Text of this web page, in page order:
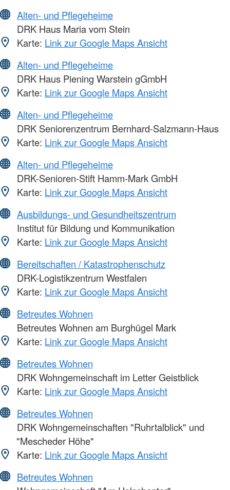
Alten- und Pflegeheime
DRK Haus Maria vom Stein
Karte: Link zur Google Maps Ansicht
Alten- und Pflegeheime
DRK Haus Piening Warstein gGmbH
Karte: Link zur Google Maps Ansicht
Alten- und Pflegeheime
DRK Seniorenzentrum Bernhard-Salzmann-Haus
Karte: Link zur Google Maps Ansicht
Alten- und Pflegeheime
DRK-Senioren-Stift Hamm-Mark GmbH
Karte: Link zur Google Maps Ansicht
Ausbildungs- und Gesundheitszentrum
Institut für Bildung und Kommunikation
Karte: Link zur Google Maps Ansicht
Bereitschaften / Katastrophenschutz
DRK-Logistikzentrum Westfalen
Karte: Link zur Google Maps Ansicht
Betreutes Wohnen
Betreutes Wohnen am Burghügel Mark
Karte: Link zur Google Maps Ansicht
Betreutes Wohnen
DRK Wohngemeinschaft im Letter Geistblick
Karte: Link zur Google Maps Ansicht
Betreutes Wohnen
DRK Wohngemeinschaften "Ruhrtalblick" und
"Mescheder Höhe"
Karte: Link zur Google Maps Ansicht
Betreutes Wohnen